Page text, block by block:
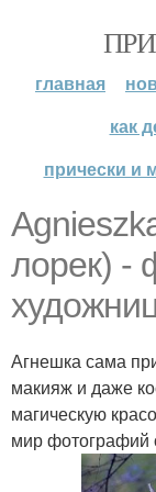
главная
как
прически и
лорек) -
Агнешка сама
макияж и даже
магическую
мир фотографий